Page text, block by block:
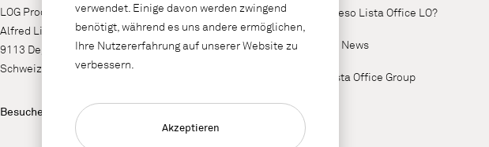
LOG Produktions AG
Alfred Lienhard Strasse 2
9113 Degersheim
Schweiz
Besuchen Sie uns auf
Wieso Lista Office LO?
LO News
Lista Office Group
verwendet. Einige davon werden zwingend
benötigt, während es uns andere ermöglichen,
Ihre Nutzererfahrung auf unserer Website zu
verbessern.
Akzeptieren